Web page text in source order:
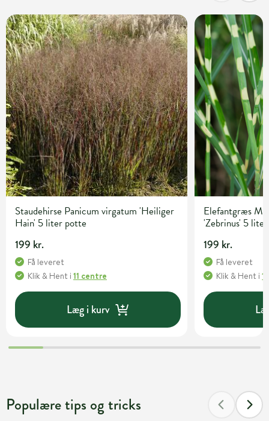
Staudehirse Panicum virgatum 'Heiliger
Hain' 5 liter potte
199 kr.
Få leveret
Klik & Hent i 11 centre
Læg i kurv
Elefantgræs
'Zebrinus' 5
199 kr.
Få leveret
Klik & Hent i
Populære tips og tricks